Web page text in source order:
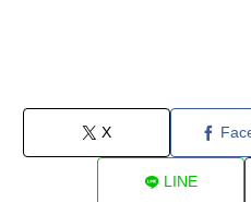
X
LINE